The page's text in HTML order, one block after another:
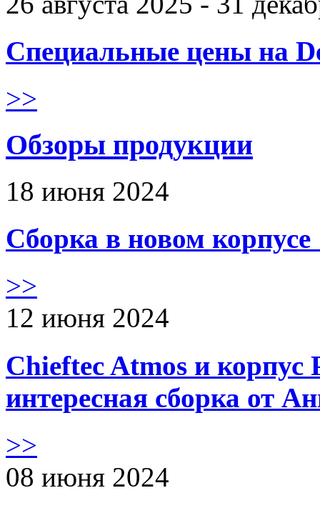
Специальные цены на
>>
Обзоры продукции
18 июня 2024
Сборка в новом
>>
12 июня 2024
Chieftec Atmos и корпус
интересная сборка от
>>
08 июня 2024